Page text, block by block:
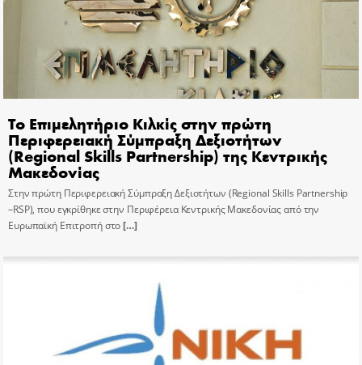
Το Επιμελητήριο Κιλκίς στην πρώτη
Περιφερειακή Σύμπραξη Δεξιοτήτων
(Regional Skills Partnership) της Κεντρικής
Μακεδονίας
Στην πρώτη Περιφερειακή Σύμπραξη Δεξιοτήτων (Regional Skills Partnership
–RSP), που εγκρίθηκε στην Περιφέρεια Κεντρικής Μακεδονίας από την
Ευρωπαϊκή Επιτροπή στο[…]